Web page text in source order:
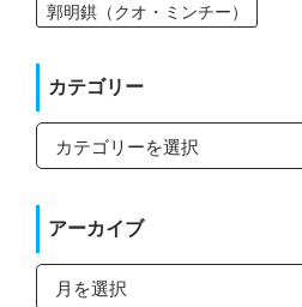
郭明錤（クオ・ミンチー）
カテゴリー
カ
ゴ
ー
アーカイブ
ア